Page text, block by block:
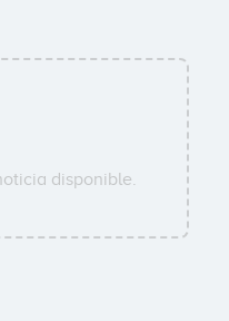
disponible.